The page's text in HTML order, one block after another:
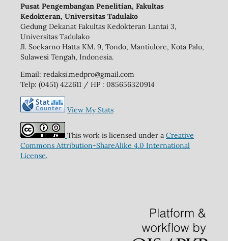
Pusat Pengembangan Penelitian, Fakultas
Kedokteran, Universitas Tadulako
Gedung Dekanat Fakultas Kedokteran Lantai 3,
Universitas Tadulako
Jl. Soekarno Hatta KM. 9, Tondo, Mantiulore, Kota Palu,
Sulawesi Tengah, Indonesia.
Email: redaksi.medpro@gmail.com
Telp: (0451) 422611 / HP : 085656320914
View My Stats
This work is licensed under a Creative
Commons Attribution-ShareAlike 4.0 International
License.